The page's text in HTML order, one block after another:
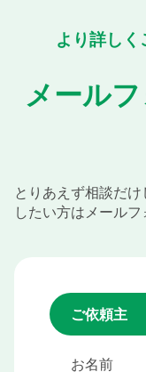
より詳しく
メール
とりあえず相談だ
したい方はメールフ
ご依頼主
お名前